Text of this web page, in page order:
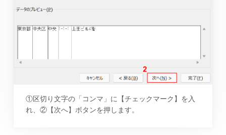
①区切り文字の「コンマ」に【チェックマーク】を入
れ、②【次へ】ボタンを押します。